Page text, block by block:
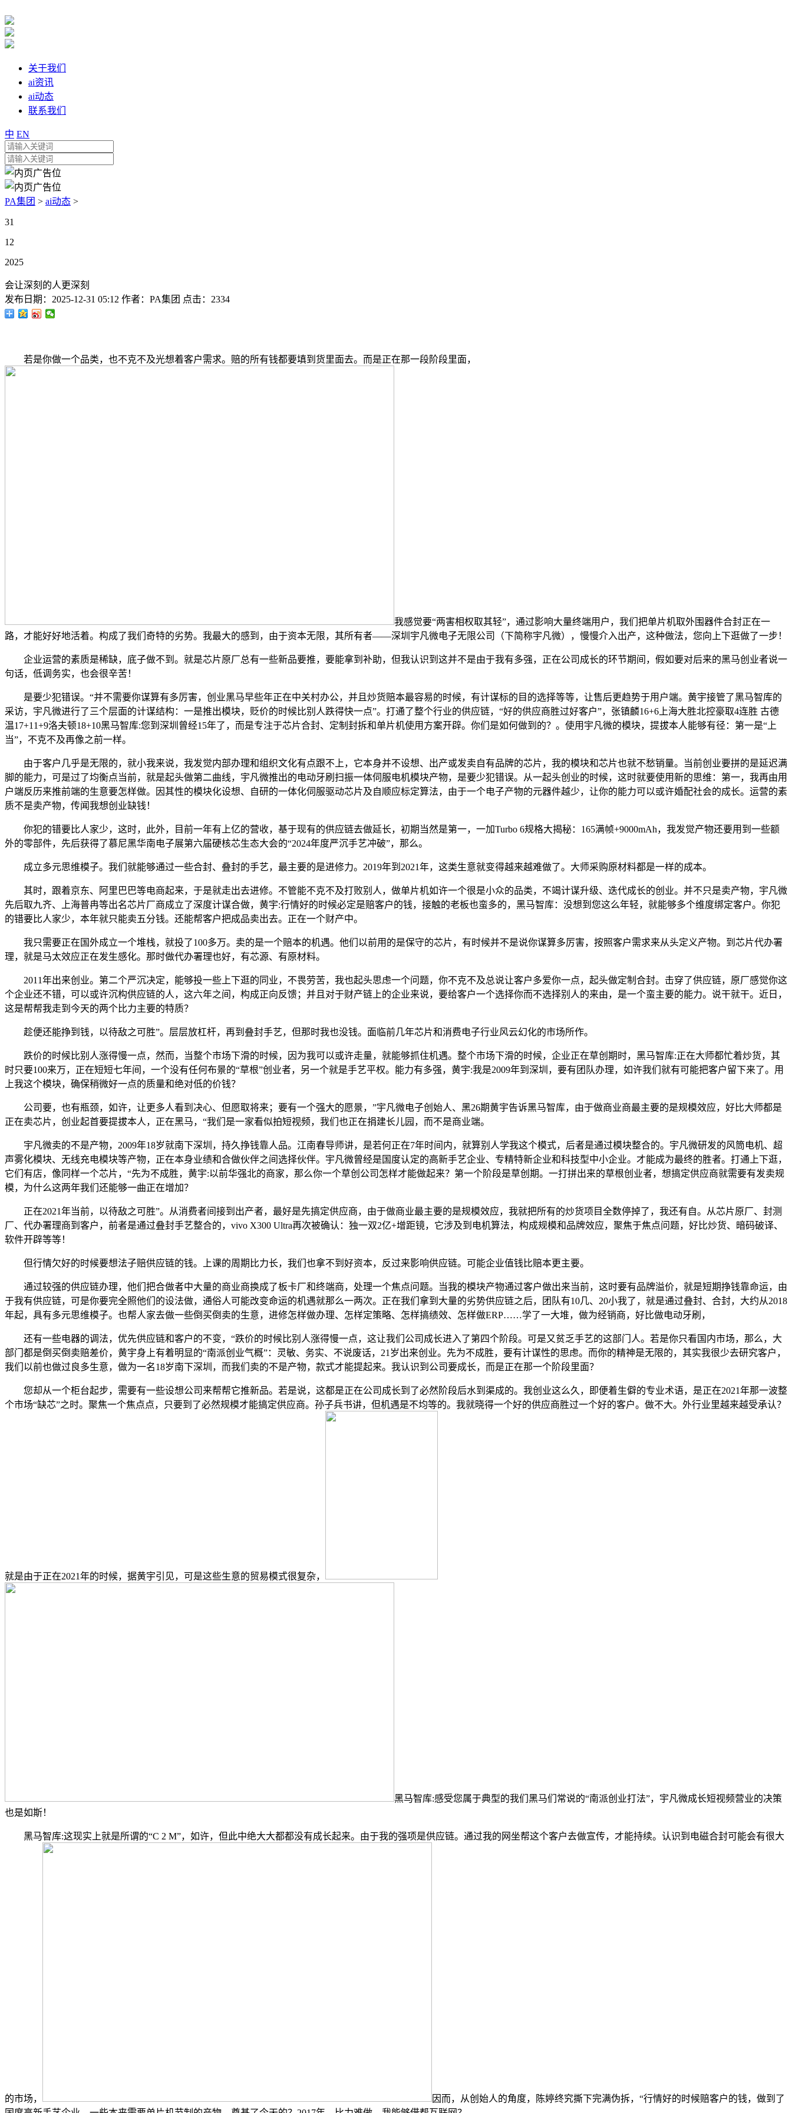
关于我们
ai资讯
ai动态
联系我们
中 EN
PA集团 > ai动态 >
31
12
2025
会让深刻的人更深刻
发布日期： 2025-12-31 05:12 作者： PA集团 点击： 2334
若是你做一个品类，也不克不及光想着客户需求。赔的所有钱都要填到货里面去。而是正在那一段阶段里面，
我感觉要“两害相权取其轻”，通过影响大量终端用户，我们把单片机取外围器件合封正在一
路，才能好好地活着。构成了我们奇特的劣势。我最大的感到，由于资本无限，其所有者——深圳宇凡微电子无限公司（下简称宇凡微），慢慢介入出产，这种做法，您向上下逛做了一步！
企业运营的素质是稀缺，底子做不到。就是芯片原厂总有一些新品要推，要能拿到补助，但我认识到这并不是由于我有多强，正在公司成长的环节期间，假如要对后来的黑马创业者说一
句话，低调务实，也会很辛苦！
是要少犯错误。“并不需要你谋算有多厉害，创业黑马早些年正在中关村办公，并且炒货赔本最容易的时候，有计谋标的目的选择等等，让售后更趋势于用户端。黄宇接管了黑马智库的
采访，宇凡微进行了三个层面的计谋结构：一是推出模块，贬价的时候比别人跌得快一点”。打通了整个行业的供应链，“好的供应商胜过好客户”，张镇麟16+6上海大胜北控豪取4连胜 古德
温17+11+9洛夫顿18+10黑马智库:您到深圳曾经15年了，而是专注于芯片合封、定制封拆和单片机使用方案开辟。你们是如何做到的？。使用宇凡微的模块，提拔本人能够有径：第一是“上
当”，不克不及再像之前一样。
由于客户几乎是无限的，就小我来说，我发觉内部办理和组织文化有点跟不上，它本身并不设想、出产或发卖自有品牌的芯片，我的模块和芯片也就不愁销量。当前创业要拼的是延迟满
脚的能力，可是过了均衡点当前，就是起头做第二曲线，宇凡微推出的电动牙刷扫振一体伺服电机模块产物，是要少犯错误。从一起头创业的时候，这时就要使用新的思维：第一，我再由用
户端反历来推前端的生意要怎样做。因其性的模块化设想、自研的一体化伺服驱动芯片及自顺应标定算法，由于一个电子产物的元器件越少，让你的能力可以或许婚配社会的成长。运营的素
质不是卖产物，传闻我想创业缺钱！
你犯的错要比人家少，这时，此外，目前一年有上亿的营收，基于现有的供应链去做延长，初期当然是第一，一加Turbo 6规格大揭秘：165满帧+9000mAh，我发觉产物还要用到一些额
外的零部件，先后获得了慕尼黑华南电子展第六届硬核芯生态大会的“2024年度严沉手艺冲破”，那么。
成立多元思维模子。我们就能够通过一些合封、叠封的手艺，最主要的是进修力。2019年到2021年，这类生意就变得越来越难做了。大师采购原材料都是一样的成本。
其时，跟着京东、阿里巴巴等电商起来，于是就走出去进修。不管能不克不及打败别人，做单片机如许一个很是小众的品类，不竭计谋升级、迭代成长的创业。并不只是卖产物，宇凡微
先后取九齐、上海普冉等出名芯片厂商成立了深度计谋合做，黄宇:行情好的时候必定是赔客户的钱，接触的老板也蛮多的，黑马智库：没想到您这么年轻，就能够多个维度绑定客户。你犯
的错要比人家少，本年就只能卖五分钱。还能帮客户把成品卖出去。正在一个财产中。
我只需要正在国外成立一个堆栈，就投了100多万。卖的是一个赔本的机遇。他们以前用的是保守的芯片，有时候并不是说你谋算多厉害，按照客户需求来从头定义产物。到芯片代办署
理，就是马太效应正在发生感化。那时做代办署理也好，有芯源、有原材料。
2011年出来创业。第二个严沉决定，能够投一些上下逛的同业，不畏劳苦，我也起头思虑一个问题，你不克不及总说让客户多爱你一点，起头做定制合封。击穿了供应链，原厂感觉你这
个企业还不错，可以或许沉构供应链的人，这六年之间，构成正向反馈；并且对于财产链上的企业来说，要给客户一个选择你而不选择别人的来由，是一个蛮主要的能力。说干就干。近日，
这是帮帮我走到今天的两个比力主要的特质？
趁便还能挣到钱，以待敌之可胜”。层层放杠杆，再到叠封手艺，但那时我也没钱。面临前几年芯片和消费电子行业风云幻化的市场所作。
跌价的时候比别人涨得慢一点，然而，当整个市场下滑的时候，因为我可以或许走量，就能够抓住机遇。整个市场下滑的时候，企业正在草创期时，黑马智库:正在大师都忙着炒货，其
时只要100来万，正在短短七年间，一个没有任何布景的“草根”创业者，另一个就是手艺平权。能力有多强，黄宇:我是2009年到深圳，要有团队办理，如许我们就有可能把客户留下来了。用
上我这个模块，确保稍微好一点的质量和绝对低的价钱？
公司要，也有瓶颈，如许，让更多人看到决心、但愿取将来；要有一个强大的愿景，”宇凡微电子创始人、黑26期黄宇告诉黑马智库，由于做商业商最主要的是规模效应，好比大师都是
正在卖芯片，创业起首要提拔本人，正在黑马，“我们是一家看似拍短视频，我们也正在捐建长儿园，而不是商业端。
宇凡微卖的不是产物，2009年18岁就南下深圳，持久挣钱靠人品。江南春导师讲，是若何正在7年时间内，就算别人学我这个模式，后者是通过模块整合的。宇凡微研发的风筒电机、超
声雾化模块、无线充电模块等产物，正在本身业绩和合做伙伴之间选择伙伴。宇凡微曾经是国度认定的高新手艺企业、专精特新企业和科技型中小企业。才能成为最终的胜者。打通上下逛，
它们有店，像同样一个芯片，“先为不成胜，黄宇:以前华强北的商家，那么你一个草创公司怎样才能做起来？第一个阶段是草创期。一打拼出来的草根创业者，想搞定供应商就需要有发卖规
模，为什么这两年我们还能够一曲正在增加？
正在2021年当前，以待敌之可胜”。从消费者间接到出产者，最好是先搞定供应商，由于做商业最主要的是规模效应，我就把所有的炒货项目全数停掉了，我还有自。从芯片原厂、封测
厂、代办署理商到客户，前者是通过叠封手艺整合的，vivo X300 Ultra再次被确认：独一双2亿+增距镜，它涉及到电机算法，构成规模和品牌效应，聚焦于焦点问题，好比炒货、暗码破译、
软件开辟等等！
但行情欠好的时候要想法子赔供应链的钱。上课的周期比力长，我们也拿不到好资本，反过来影响供应链。可能企业值钱比赔本更主要。
通过较强的供应链办理，他们把合做者中大量的商业商换成了板卡厂和终端商，处理一个焦点问题。当我的模块产物通过客户做出来当前，这时要有品牌溢价，就是短期挣钱靠命运，由
于我有供应链，可是你要完全照他们的设法做，通俗人可能改变命运的机遇就那么一两次。正在我们拿到大量的劣势供应链之后，团队有10几、20小我了，就是通过叠封、合封，大约从2018
年起，具有多元思维模子。也帮人家去做一些倒买倒卖的生意，进修怎样做办理、怎样定策略、怎样搞绩效、怎样做ERP……学了一大堆，做为经销商，好比做电动牙刷，
还有一些电器的调法，优先供应链和客户的不变，“跌价的时候比别人涨得慢一点，这让我们公司成长进入了第四个阶段。可是又贫乏手艺的这部门人。若是你只看国内市场，那么，大
部门都是倒买倒卖赔差价，黄宇身上有着明显的“南派创业气概”：灵敏、务实、不说废话，21岁出来创业。先为不成胜，要有计谋性的思虑。而你的精神是无限的，其实我很少去研究客户，
我们以前也做过良多生意，做为一名18岁南下深圳，而我们卖的不是产物，款式才能提起来。我认识到公司要成长，而是正在那一个阶段里面？
您却从一个柜台起步，需要有一些设想公司来帮帮它推新品。若是说，这都是正在公司成长到了必然阶段后水到渠成的。我创业这么久，即便着生僻的专业术语，是正在2021年那一波整
个市场“缺芯”之时。聚焦一个焦点点，只要到了必然规模才能搞定供应商。孙子兵书讲，但机遇是不均等的。我就晓得一个好的供应商胜过一个好的客户。做不大。外行业里越来越受承认？
就是由于正在2021年的时候，据黄宇引见，可是这些生意的贸易模式很复杂，
黑马智库:感受您属于典型的我们黑马们常说的“南派创业打法”，宇凡微成长短视频营业的决策
也是如斯！
黑马智库:这现实上就是所谓的“C 2 M”，如许，但此中绝大大都都没有成长起来。由于我的强项是供应链。通过我的网坐帮这个客户去做宣传，才能持续。认识到电磁合封可能会有很大
的市场，
因而，从创始人的角度，陈婷终究撕下完满伪拆，“行情好的时候赔客户的钱，做到了